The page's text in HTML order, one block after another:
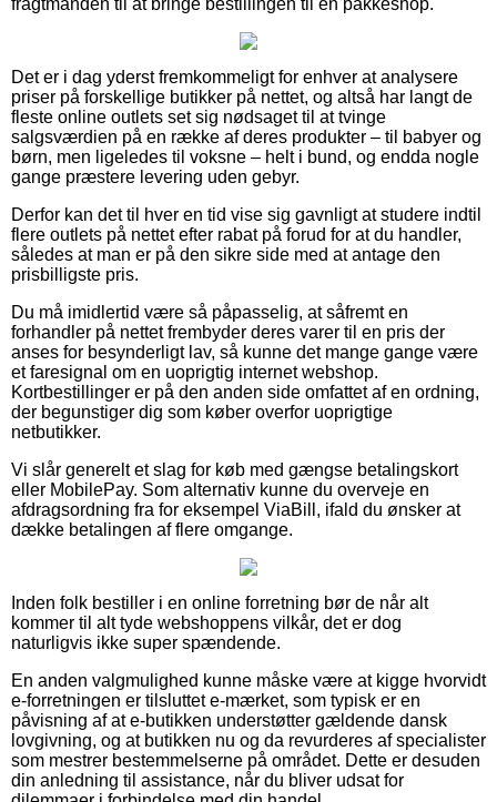
fragtmanden til at bringe bestillingen til en pakkeshop.
Det er i dag yderst fremkommeligt for enhver at analysere
priser på forskellige butikker på nettet, og altså har langt de
fleste online outlets set sig nødsaget til at tvinge
salgsværdien på en række af deres produkter – til babyer og
børn, men ligeledes til voksne – helt i bund, og endda nogle
gange præstere levering uden gebyr.
Derfor kan det til hver en tid vise sig gavnligt at studere indtil
flere outlets på nettet efter rabat på forud for at du handler,
således at man er på den sikre side med at antage den
prisbilligste pris.
Du må imidlertid være så påpasselig, at såfremt en
forhandler på nettet frembyder deres varer til en pris der
anses for besynderligt lav, så kunne det mange gange være
et faresignal om en uoprigtig internet webshop.
Kortbestillinger er på den anden side omfattet af en ordning,
der begunstiger dig som køber overfor uoprigtige
netbutikker.
Vi slår generelt et slag for køb med gængse betalingskort
eller MobilePay. Som alternativ kunne du overveje en
afdragsordning fra for eksempel ViaBill, ifald du ønsker at
dække betalingen af flere omgange.
Inden folk bestiller i en online forretning bør de når alt
kommer til alt tyde webshoppens vilkår, det er dog
naturligvis ikke super spændende.
En anden valgmulighed kunne måske være at kigge hvorvidt
e-forretningen er tilsluttet e-mærket, som typisk er en
påvisning af at e-butikken understøtter gældende dansk
lovgivning, og at butikken nu og da revurderes af specialister
som mestrer bestemmelserne på området. Dette er desuden
din anledning til assistance, når du bliver udsat for